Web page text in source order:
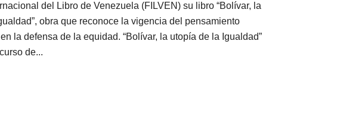
del Libro de Venezuela (FILVEN) su libro “Bolívar, la
obra que reconoce la vigencia del pensamiento
la defensa de la equidad. “Bolívar, la utopía de la Igualdad”
de...